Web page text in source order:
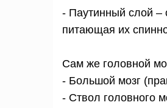
- Паутинный слой –
питающая их
Сам же головной
- Большой мозг
- Ствол головного